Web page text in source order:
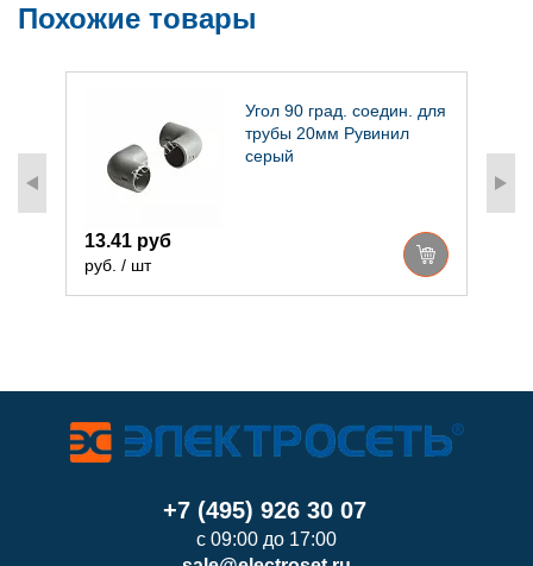
Похожие товары
Угол 90 град. соедин. для
трубы 20мм Рувинил
серый
13.41 руб
руб. / шт
+7 (495) 926 30 07
с 09:00 до 17:00